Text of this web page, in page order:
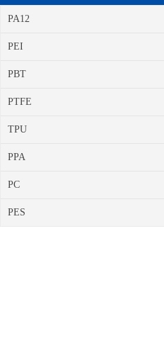
PA12
PEI
PBT
PTFE
TPU
PPA
PC
PES